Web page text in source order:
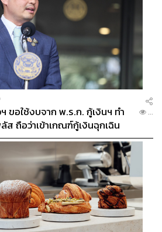
ขอใช้งบจาก พ.ร.ก. กู้เงินฯ ทำ
ส ถือว่าเข้าเกณฑ์กู้เงินฉุกเฉิน
...